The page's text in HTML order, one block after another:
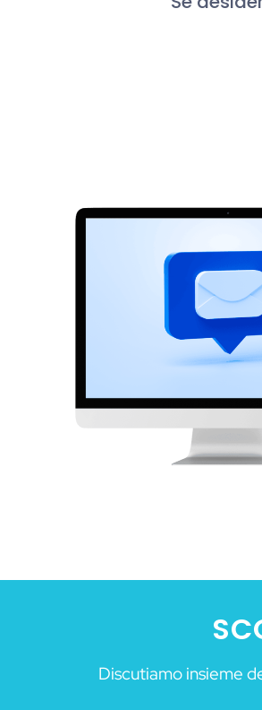
Discutiamo insieme